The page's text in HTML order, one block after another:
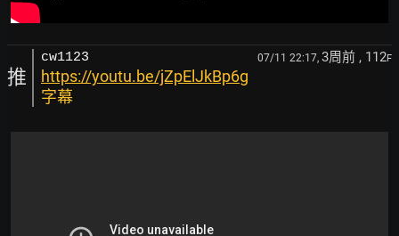
推
cw1123 07/11 22:17, 3周前 , 112F
https://youtu.be/jZpElJkBp6g
字幕